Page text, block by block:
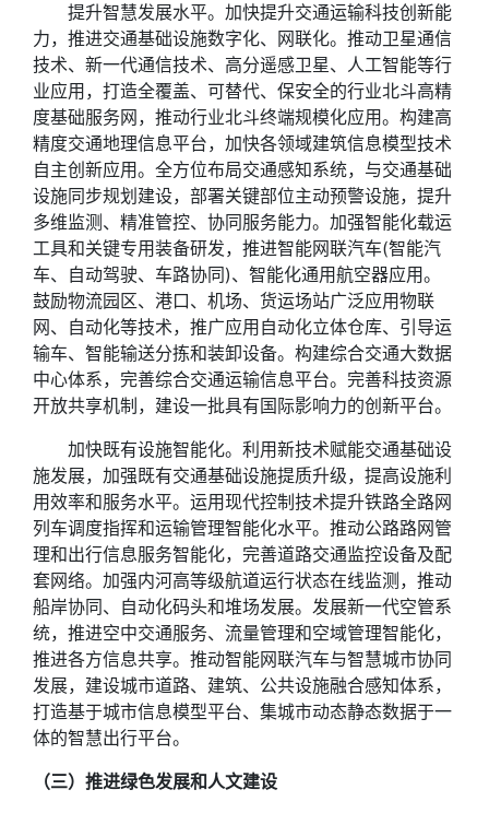
提升智慧发展水平。加快提升交通运输科技创新能
力，推进交通基础设施数字化、网联化。推动卫星通信
技术、新一代通信技术、高分遥感卫星、人工智能等行
业应用，打造全覆盖、可替代、保安全的行业北斗高精
度基础服务网，推动行业北斗终端规模化应用。构建高
精度交通地理信息平台，加快各领域建筑信息模型技术
自主创新应用。全方位布局交通感知系统，与交通基础
设施同步规划建设，部署关键部位主动预警设施，提升
多维监测、精准管控、协同服务能力。加强智能化载运
工具和关键专用装备研发，推进智能网联汽车(智能汽
车、自动驾驶、车路协同)、智能化通用航空器应用。
鼓励物流园区、港口、机场、货运场站广泛应用物联
网、自动化等技术，推广应用自动化立体仓库、引导运
输车、智能输送分拣和装卸设备。构建综合交通大数据
中心体系，完善综合交通运输信息平台。完善科技资源
开放共享机制，建设一批具有国际影响力的创新平台。
加快既有设施智能化。利用新技术赋能交通基础设
施发展，加强既有交通基础设施提质升级，提高设施利
用效率和服务水平。运用现代控制技术提升铁路全路网
列车调度指挥和运输管理智能化水平。推动公路路网管
理和出行信息服务智能化，完善道路交通监控设备及配
套网络。加强内河高等级航道运行状态在线监测，推动
船岸协同、自动化码头和堆场发展。发展新一代空管系
统，推进空中交通服务、流量管理和空域管理智能化，
推进各方信息共享。推动智能网联汽车与智慧城市协同
发展，建设城市道路、建筑、公共设施融合感知体系，
打造基于城市信息模型平台、集城市动态静态数据于一
体的智慧出行平台。
（三）推进绿色发展和人文建设